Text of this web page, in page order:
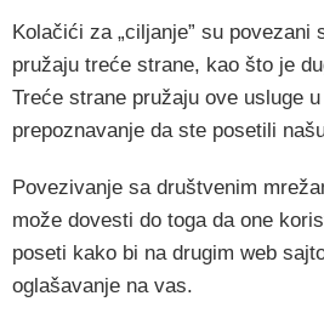
Kolačići za „ciljanje” su povezani
pružaju treće strane, kao što je
Treće strane pružaju ove usluge
prepoznavanje da ste posetili
Povezivanje sa društvenim
može dovesti do toga da one
poseti kako bi na drugim web
oglašavanje na vas.